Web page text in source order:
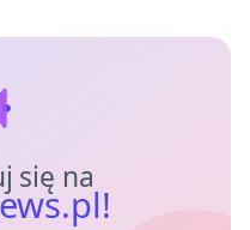
się na